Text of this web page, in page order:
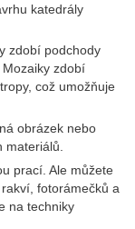
katedrály
zdobí podchody
zdobí
což umožňuje
obrázek nebo
prací. Ale můžete
fotorámečků a
na techniky